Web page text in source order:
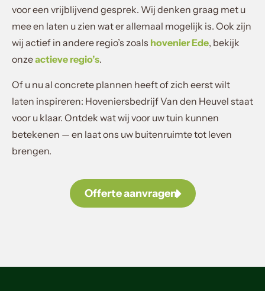
voor een vrijblijvend gesprek. Wij denken graag met u
mee en laten u zien wat er allemaal mogelijk is. Ook zijn
wij actief in andere regio’s zoals hovenier Ede, bekijk
onzeactieve regio’s.
Of u nu al concrete plannen heeft of zich eerst wilt
laten inspireren: Hoveniersbedrijf Van den Heuvel staat
voor u klaar. Ontdek wat wij voor uw tuin kunnen
betekenen — en laat ons uw buitenruimte tot leven
brengen.
Offerte aanvragen